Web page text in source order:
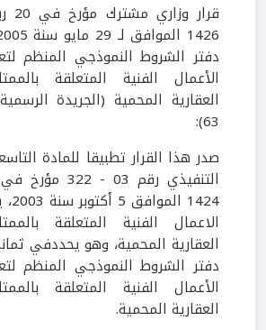
دفتر الشروط النموذجي المنظم
الأعمال الفنية المتعلقة
63):
صدر هذا القرار تطبيقا للمادة
الاعمال الفنية المتعلقة
العقارية المحمية، وهو يحددفي
دفتر الشروط النموذجي المنظم
الأعمال الفنية المتعلقة
العقارية المحمية.